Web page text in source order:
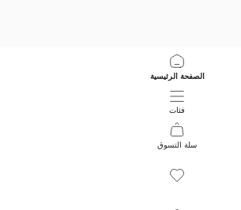
الصفحة الرئيسية
فئات
سلة التسوق
حمل التطبيق